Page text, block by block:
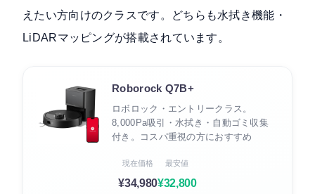
えたい方向けのクラスです。どちらも水拭き機能・
LiDARマッピングが搭載されています。
Roborock Q7B+
ロボロック・エントリークラス。
8,000Pa吸引・水拭き・自動ゴミ収集
付き。コスパ重視の方におすすめ
現在価格
¥34,980
最安値
¥32,800